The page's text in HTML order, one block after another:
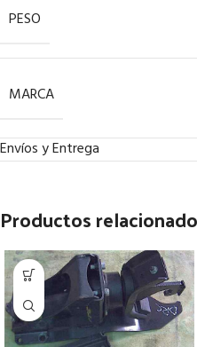
PESO
MARCA
Envíos y Entrega
Productos